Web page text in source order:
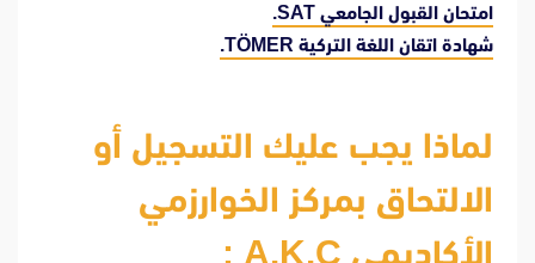
امتحان القبول الجامعي SAT.
شهادة اتقان اللغة التركية TÖMER.
لماذا يجب عليك التسجيل أو
الالتحاق بمركز الخوارزمي
الأكاديمي A.K.C :